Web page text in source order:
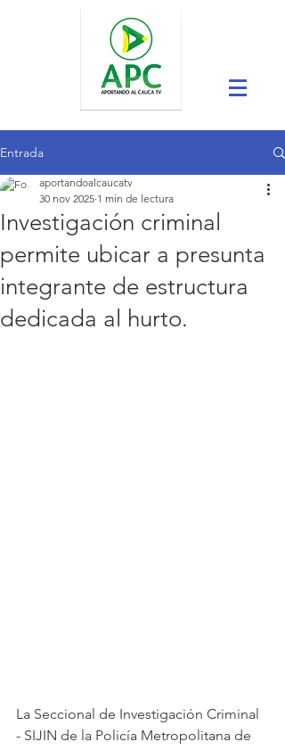
Entrada
Investigación criminal
permite ubicar a presunta
integrante de estructura
dedicada al hurto.
aportandoalcaucatv
30 nov 2025 1 min de lectura
La Seccional de Investigación Criminal
- SIJIN de la Policía Metropolitana de